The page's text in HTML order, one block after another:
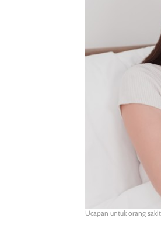
Ucapan untuk orang